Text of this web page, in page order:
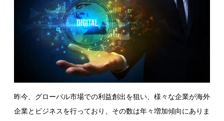
課税対象外法人
公共団体
課税対象取引
資産の譲渡
役務の提供
域内取得
役務の提供の課税地
昨今、グローバル市場での利益創出を狙い、様々な企業が海外
企業とビジネスを行っており、その数は年々増加傾向にありま